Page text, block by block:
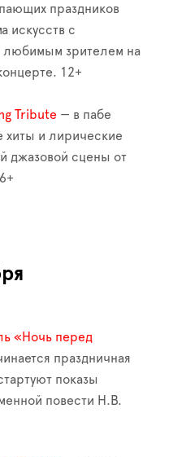
праздников
искусств с
любимым зрителем на
12+
Tribute — в пабе
хиты и лирические
джазовой сцены от
«Ночь перед
праздничная
показы
повести Н.В.